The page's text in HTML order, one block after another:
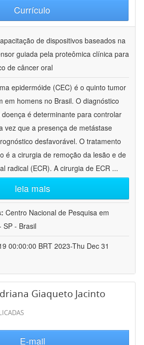
Currículo
de dispositivos baseados na
guiada pela proteômica clínica para
de câncer oral
epidermóide (CEC) é o quinto tumor
em homens no Brasil. O diagnóstico
é determinante para controlar
vez que a presença de metástase
desfavorável. O tratamento
é a cirurgia de remoção da lesão e de
radical (ECR). A cirurgia de ECR ...
leia mais
Centro Nacional de Pesquisa em
SP - Brasil
00:00:00 BRT 2023-Thu Dec 31
Giaqueto Jacinto
E-mail